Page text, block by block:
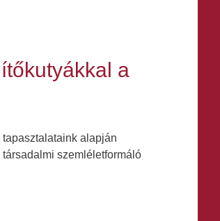
a
alapján
szemléletformáló